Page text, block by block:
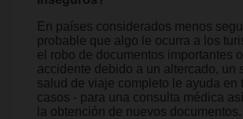
En países considerados menos
probable que algo le ocurra a los
el robo de documentos importantes
accidente debido a un altercado, un
salud de viaje completo le ayuda en
casos - para una consulta médica
la obtención de nuevos documentos.